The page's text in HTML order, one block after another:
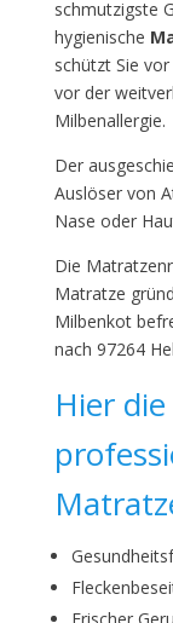
schmutzigste
hygienische
schützt Sie
vor der
Milbenallergie.
Der
Auslöser von
Nase oder
Die
Matratze
Milbenkot
nach 97264
Hier